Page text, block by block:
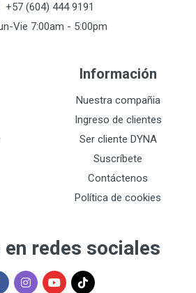
+57 (604) 444 9191
Vie 7:00am - 5:00pm
Información
Nuestra compañia
Ingreso de clientes
Ser cliente DYNA
Suscríbete
Contáctenos
Política de cookies
en redes sociales